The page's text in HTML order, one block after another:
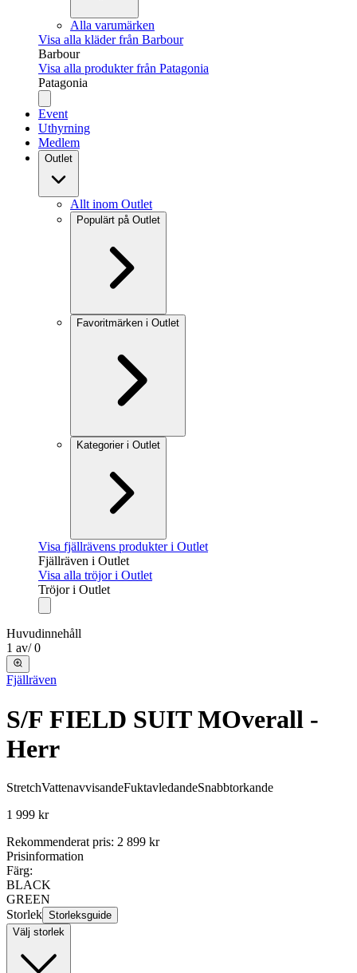
Alla varumärken
Visa alla kläder från Barbour
Barbour
Visa alla produkter från Patagonia
Patagonia
Event
Uthyrning
Medlem
Outlet
Allt inom Outlet
Populärt på Outlet
Favoritmärken i Outlet
Kategorier i Outlet
Visa fjällrävens produkter i Outlet
Fjällräven i Outlet
Visa alla tröjor i Outlet
Tröjor i Outlet
Huvudinnehåll
1 av/ 0
Fjällräven
S/F FIELD SUIT MOverall -
Herr
StretchVattenavvisandeFuktavledandeSnabbtorkande
1 999 kr
Rekommenderat pris: 2 899 kr
Prisinformation
Färg:
BLACK
GREEN
Storlek Storleksguide
Välj storlek